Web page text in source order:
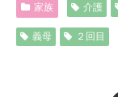
家族 介護
義母 ２回目